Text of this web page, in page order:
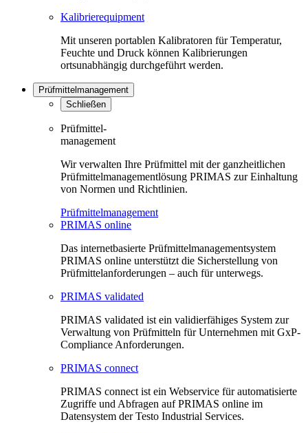
Kalibrierequipment
Mit unseren portablen Kalibratoren für Temperatur,
Feuchte und Druck können Kalibrierungen
ortsunabhängig durchgeführt werden.
Prüfmittelmanagement
Schließen
Prüfmittel-
management
Wir verwalten Ihre Prüfmittel mit der ganzheitlichen
Prüfmittelmanagementlösung PRIMAS zur Einhaltung
von Normen und Richtlinien.
Prüfmittelmanagement
PRIMAS online
Das internetbasierte Prüfmittelmanagementsystem
PRIMAS online unterstützt die Sicherstellung von
Prüfmittelanforderungen – auch für unterwegs.
PRIMAS validated
PRIMAS validated ist ein validierfähiges System zur
Verwaltung von Prüfmitteln für Unternehmen mit GxP-
Compliance Anforderungen.
PRIMAS connect
PRIMAS connect ist ein Webservice für automatisierte
Zugriffe und Abfragen auf PRIMAS online im
Datensystem der Testo Industrial Services.